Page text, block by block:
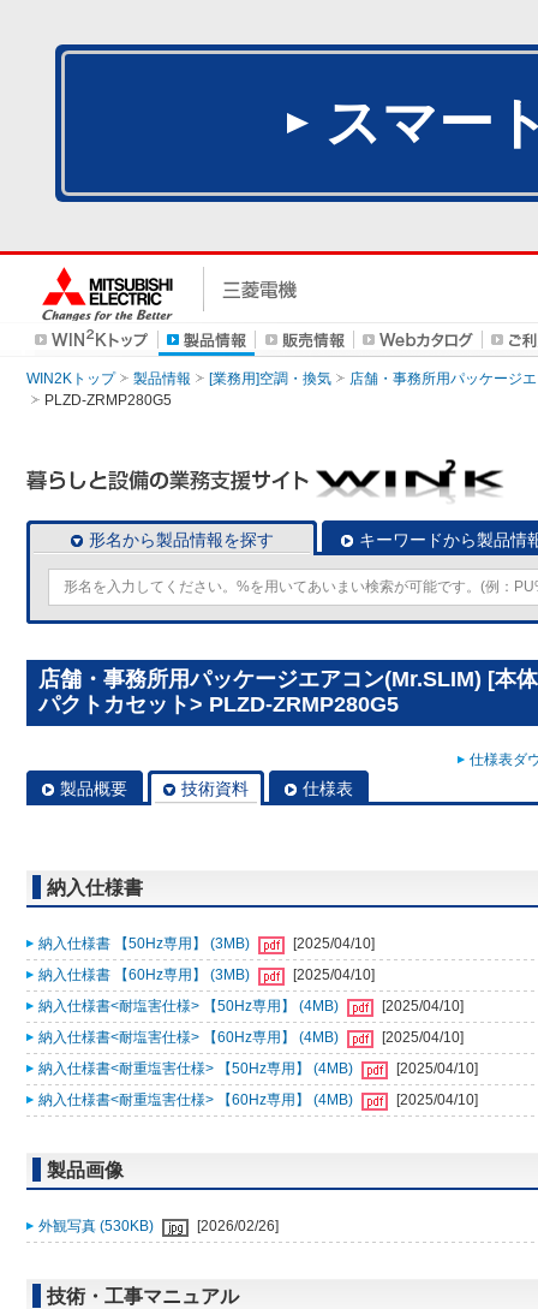
スマー
WIN2Kトップ 製品情報 [業務用]空調・換気
店舗・事務所用パッケージ
PLZD-ZRMP280G5
形名から製品情報を探す キーワードから製品情
店舗・事務所用パッケージエアコン(Mr.SLIM) [本
パクトカセット> PLZD-ZRMP280G5
仕様表ダ
製品概要 技術資料 仕様表
納入仕様書
納入仕様書 【50Hz専用】 (3MB)
[2025/04/10]
納入仕様書 【60Hz専用】 (3MB)
[2025/04/10]
納入仕様書<耐塩害仕様> 【50Hz専用】 (4MB)
[2025/04/10]
納入仕様書<耐塩害仕様> 【60Hz専用】 (4MB)
[2025/04/10]
納入仕様書<耐重塩害仕様> 【50Hz専用】 (4MB)
[2025/04/10]
納入仕様書<耐重塩害仕様> 【60Hz専用】 (4MB)
[2025/04/10]
製品画像
外観写真 (530KB) [2026/02/26]
技術・工事マニュアル